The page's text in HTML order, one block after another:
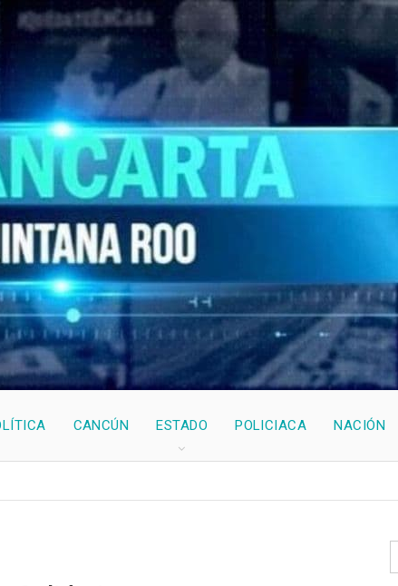
CANCÚN ESTADO POLICIACA NACIÓN